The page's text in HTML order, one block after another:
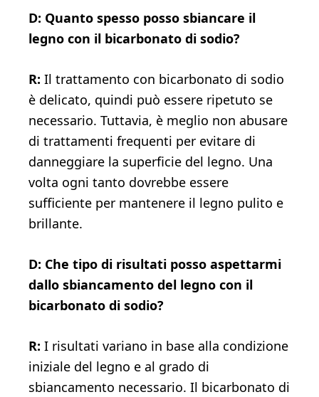
D: Quanto spesso posso sbiancare il
legno con il bicarbonato di sodio?
R: Il trattamento con bicarbonato di sodio
è delicato, quindi può essere ripetuto se
necessario. Tuttavia, è meglio non abusare
di trattamenti frequenti per evitare di
danneggiare la superficie del legno. Una
volta ogni tanto dovrebbe essere
sufficiente per mantenere il legno pulito e
brillante.
D: Che tipo di risultati posso aspettarmi
dallo sbiancamento del legno con il
bicarbonato di sodio?
R: I risultati variano in base alla condizione
iniziale del legno e al grado di
sbiancamento necessario. Il bicarbonato di